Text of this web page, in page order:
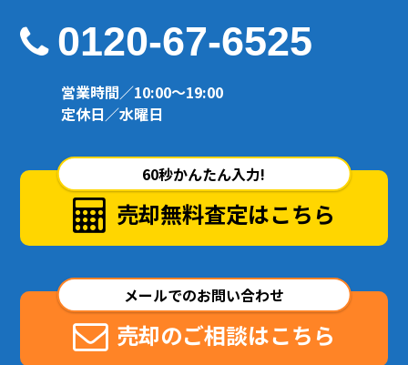
0120-67-6525
営業時間／10:00～19:00
定休日／水曜日
60秒かんたん入力!
売却無料査定はこちら
メールでのお問い合わせ
売却のご相談はこちら